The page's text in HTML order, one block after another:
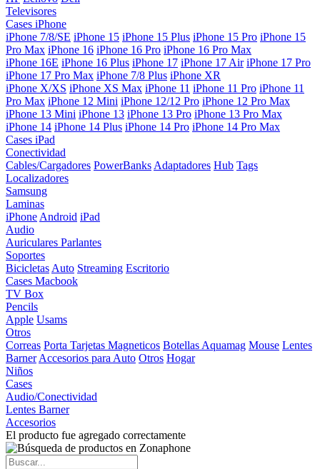
Televisores
Cases iPhone
iPhone 7/8/SE iPhone 15 iPhone 15 Plus iPhone 15 Pro iPhone 15
Pro Max iPhone 16 iPhone 16 Pro iPhone 16 Pro Max
iPhone 16E iPhone 16 Plus iPhone 17 iPhone 17 Air iPhone 17 Pro
iPhone 17 Pro Max iPhone 7/8 Plus iPhone XR
iPhone X/XS iPhone XS Max iPhone 11 iPhone 11 Pro iPhone 11
Pro Max iPhone 12 Mini iPhone 12/12 Pro iPhone 12 Pro Max
iPhone 13 Mini iPhone 13 iPhone 13 Pro iPhone 13 Pro Max
iPhone 14 iPhone 14 Plus iPhone 14 Pro iPhone 14 Pro Max
Cases iPad
Conectividad
Cables/Cargadores PowerBanks Adaptadores Hub Tags
Localizadores
Samsung
Laminas
iPhone Android iPad
Audio
Auriculares Parlantes
Soportes
Bicicletas Auto Streaming Escritorio
Cases Macbook
TV Box
Pencils
Apple Usams
Otros
Correas Porta Tarjetas Magneticos Botellas Aquamag Mouse Lentes
Barner Accesorios para Auto Otros Hogar
Niños
Cases
Audio/Conectividad
Lentes Barner
Accesorios
El producto fue agregado correctamente